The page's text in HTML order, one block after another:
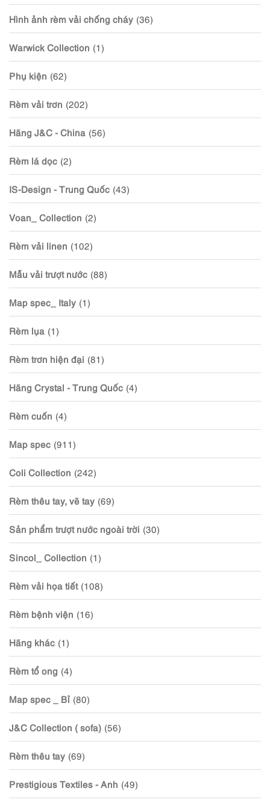
Hình ảnh rèm vải chống cháy (36)
Warwick Collection (1)
Phụ kiện (62)
Rèm vải trơn (202)
Hãng J&C - China (56)
Rèm lá dọc (2)
IS-Design - Trung Quốc (43)
Voan_ Collection (2)
Rèm vải linen (102)
Mẫu vải trượt nước (88)
Map spec_ Italy (1)
Rèm lụa (1)
Rèm trơn hiện đại (81)
Hãng Crystal - Trung Quốc (4)
Rèm cuốn (4)
Map spec (911)
Coli Collection (242)
Rèm thêu tay, vẽ tay (69)
Sản phẩm trượt nước ngoài trời (30)
Sincol_ Collection (1)
Rèm vải họa tiết (108)
Rèm bệnh viện (16)
Hãng khác (1)
Rèm tổ ong (4)
Map spec _ Bỉ (80)
J&C Collection ( sofa) (56)
Rèm thêu tay (69)
Prestigious Textiles - Anh (49)